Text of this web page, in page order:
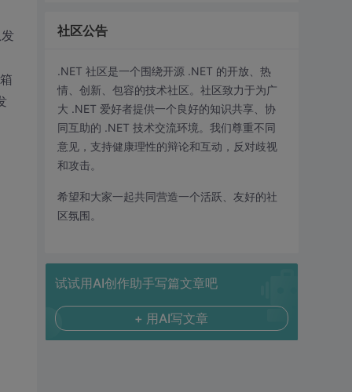
社区公告
.NET 社区是一个围绕开源 .NET 的开放、热
情、创新、包容的技术社区。社区致力于为广
大 .NET 爱好者提供一个良好的知识共享、协
同互助的 .NET 技术交流环境。我们尊重不同
意见，支持健康理性的辩论和互动，反对歧视
和攻击。
希望和大家一起共同营造一个活跃、友好的社
区氛围。
试试用AI创作助手写篇文章吧
+ 用AI写文章